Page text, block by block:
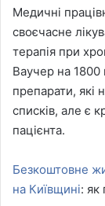
Медичні
своєчасне
терапія при
Ваучер на 1800
препарати, які
списків, але є
пацієнта.
Безкоштовне
на Київщині: як